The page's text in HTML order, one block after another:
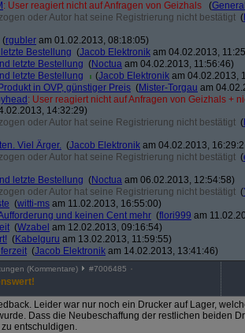
: User reagiert nicht auf Anfragen von Geizhals (
oder Autor hat seine Registrierung nicht bestätigt (
(rgubler am 01.02.2013, 08:18:05)
Bestellung (Jacob Elektronik am 04.02.2013,
letzte Bestellung (Noctua am 04.02.2013, 11:56:46)
letzte Bestellung
(Jacob Elektronik am 04.02.2013,
in OVP, günstiger Preis (Mister-Torgau am
: User reagiert nicht auf Anfragen von Geizhals +
14:32:29)
oder Autor hat seine Registrierung nicht bestätigt (
Viel Ärger. (Jacob Elektronik am 04.02.2013,
oder Autor hat seine Registrierung nicht bestätigt (
letzte Bestellung (Noctua am 06.02.2013, 12:54:58)
oder Autor hat seine Registrierung nicht bestätigt (
(witti-ms am 11.02.2013, 16:55:00)
und keinen Cent mehr (flori999 am
(Wzabel am 12.02.2013, 09:16:54)
(Kabelguru am 13.02.2013, 11:59:55)
(Jacob Elektronik am 14.02.2013, 13:41:46)
(Kommentare) #7006485
Leider war nur noch ein Drucker auf Lager,
Dass die Neubeschaffung der restlichen beiden
entschuldigen.